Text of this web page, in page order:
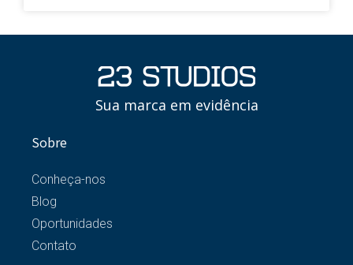
Sua marca em evidência
Sobre
Conheça-nos
Blog
Oportunidades
Contato